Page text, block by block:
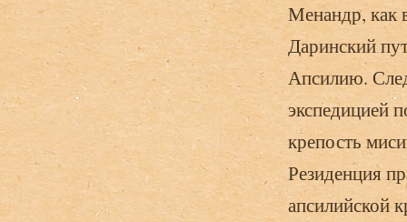
Менандр, как
Даринс­кий
Апсилию.
экспедицией
крепость
Резиденция
апсилийской